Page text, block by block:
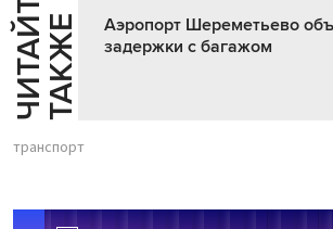
Ч
И
Т
АЙ
Т
Е
Т
А
К
ЖЕ
Аэропорт Шереметьево
задержки с багажом
транспорт